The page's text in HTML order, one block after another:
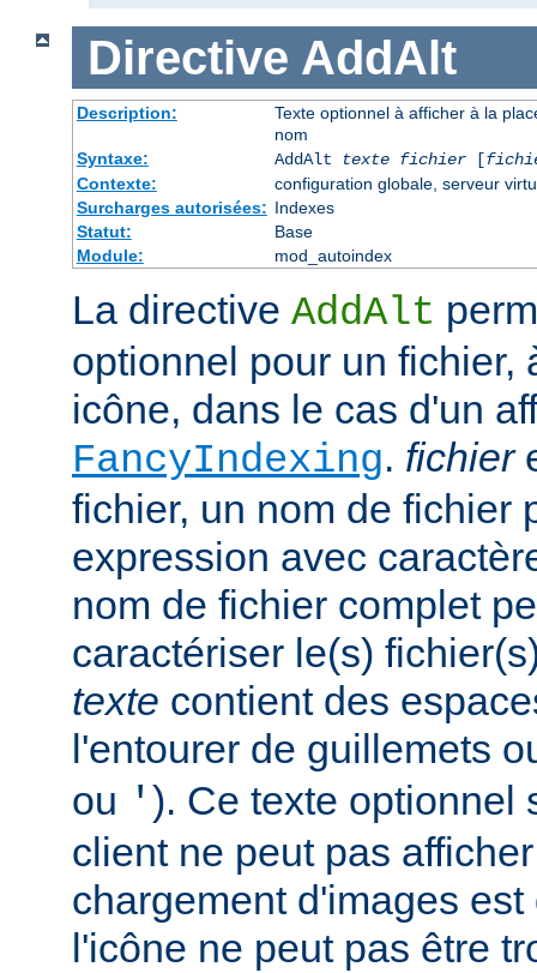
Directive AddAlt
Description:
Texte optionnel à afficher à la
nom
Syntaxe:
AddAlt texte fichier[
Contexte:
configuration globale, serveur
Surcharges autorisées: Indexes
Statut:
Base
Module:
mod_autoindex
La directive AddAlt
optionnel pour un fichier,
icône, dans le cas d'un
FancyIndexing. fichier
fichier, un nom de fichier
expression avec
nom de fichier complet
caractériser le(s)
texte contient des
l'entourer de guillemets
ou ' ). Ce texte optionnel
client ne peut pas
chargement d'images
l'icône ne peut pas être